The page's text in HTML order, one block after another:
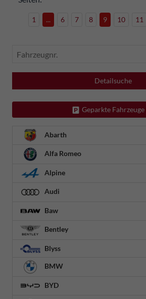
1 ... 6 7 8 9 10 11
Fahrzeugnr.
Detailsuche
Geparkte Fahrzeuge
Abarth
Alfa Romeo
Alpine
Audi
Baw
Bentley
Blyss
BMW
BYD